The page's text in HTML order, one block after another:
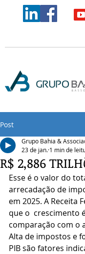
Post
R$ 2,886
Grupo Bahia &
23 de jan. 1 min de
Esse é o valor do
arrecadação de
em 2025. A Receita
que o  crescimento
comparação com o
Alta de impostos e
PIB são fatores